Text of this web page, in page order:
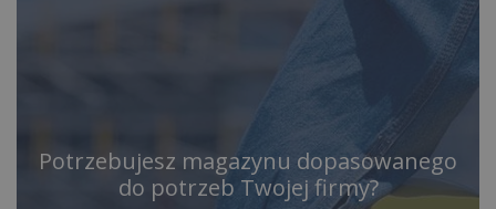
Potrzebujesz magazynu dopasowanego
do potrzeb Twojej firmy?